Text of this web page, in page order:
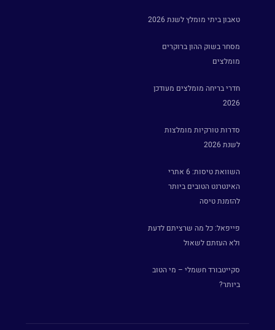
טאבון ביתי מומלץ לשנת 2026
מסחר בשוק ההון ברוקרים
מומלצים
חדרי בריחה מומלצים מעודכן
2026
סדרות טורקיות מומלצות
לשנת 2026
השוואת טיסות: 6 אתרי
האינטרנט הטובים ביותר
להזמנת טיסה
פייפאל: כל מה שרציתם לדעת
ולא העזתם לשאול
סקייטבורד חשמלי – מי הטוב
ביותר?